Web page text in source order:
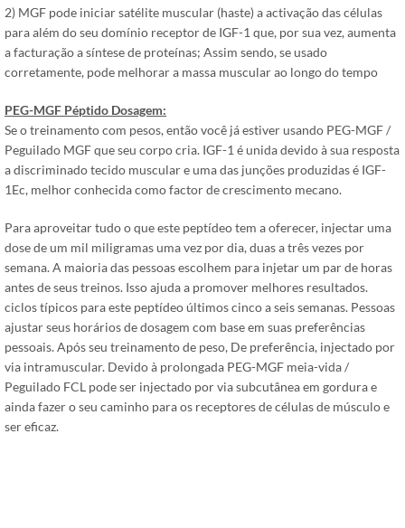
2) MGF pode iniciar satélite muscular (haste) a activação das células
para além do seu domínio receptor de IGF-1 que, por sua vez, aumenta
a facturação a síntese de proteínas; Assim sendo, se usado
corretamente, pode melhorar a massa muscular ao longo do tempo
PEG-MGF Péptido Dosagem:
Se o treinamento com pesos, então você já estiver usando PEG-MGF /
Peguilado MGF que seu corpo cria. IGF-1 é unida devido à sua resposta
a discriminado tecido muscular e uma das junções produzidas é IGF-
1Ec, melhor conhecida como factor de crescimento mecano.
Para aproveitar tudo o que este peptídeo tem a oferecer, injectar uma
dose de um mil miligramas uma vez por dia, duas a três vezes por
semana. A maioria das pessoas escolhem para injetar um par de horas
antes de seus treinos. Isso ajuda a promover melhores resultados.
ciclos típicos para este peptídeo últimos cinco a seis semanas. Pessoas
ajustar seus horários de dosagem com base em suas preferências
pessoais. Após seu treinamento de peso, De preferência, injectado por
via intramuscular. Devido à prolongada PEG-MGF meia-vida /
Peguilado FCL pode ser injectado por via subcutânea em gordura e
ainda fazer o seu caminho para os receptores de células de músculo e
ser eficaz.